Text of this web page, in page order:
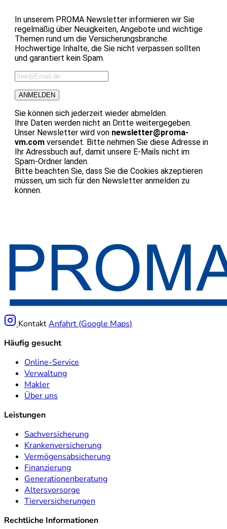
In unserem PROMA Newsletter informieren wir Sie
regelmäßig über Neuigkeiten, Angebote und wichtige
Themen rund um die Versicherungsbranche.
Hochwertige Inhalte, die Sie nicht verpassen sollten
und garantiert kein Spam.
ANMELDEN
Sie können sich jederzeit wieder abmelden.
Ihre Daten werden nicht an Dritte weitergegeben.
Unser Newsletter wird von newsletter@proma-
vm.com versendet. Bitte nehmen Sie diese Adresse in
Ihr Adressbuch auf, damit unsere E-Mails nicht im
Spam-Ordner landen.
Bitte beachten Sie, dass Sie die Cookies akzeptieren
müssen, um sich für den Newsletter anmelden zu
können.
KontaktAnfahrt (Google Maps)
Häufig gesucht
Online-Service
Verwaltung
Makler
Über uns
Leistungen
Sachversicherung
Krankenversicherung
Vermögensabsicherung
Finanzierung
Generationenberatung
Altersvorsorge
Tierversicherungen
Rechtliche Informationen